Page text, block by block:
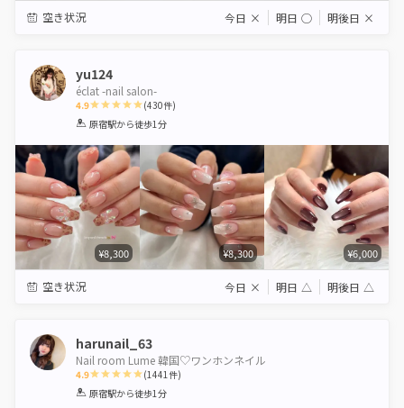
空き状況 今日 × 明日 ◯ 明後日 ×
yu124
éclat -nail salon-
4.9
1 2 3 4 5
(430件)
原宿駅から徒歩1分
¥8,300 ¥8,300 ¥6,000
空き状況 今日 × 明日 △ 明後日 △
harunail_63
Nail room Lume 韓国♡ワンホンネイル
4.9
1 2 3 4 5
(1441件)
原宿駅から徒歩1分